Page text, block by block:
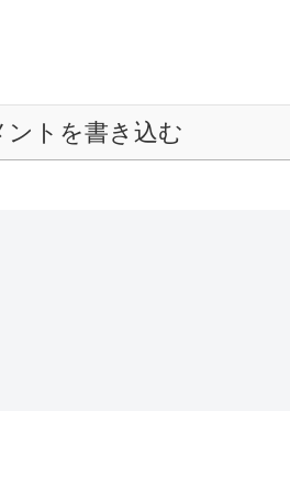
ントを書き込む